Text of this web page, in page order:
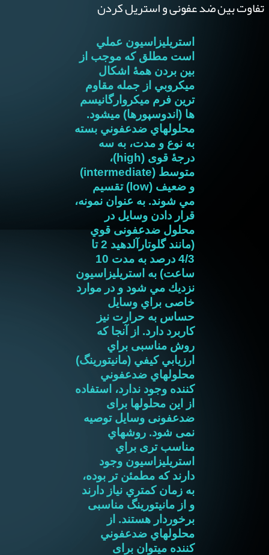
تفاوت بین ضد عفونی و استریل کردن
استريليزاسيون عملي
است مطلق كه موجب از
بين بردن همۀ اشکال
ميكروبي از جمله مقاوم
ترین فرم میکروارگانیسم
ها (اندوسپورها) ميشود.
محلولهاي ضدعفوني بسته
به نوع و مدت، به سه
درجۀ قوی (high)،
متوسط (intermediate
)
و ضعیف (low) تقسيم
مي شوند. به عنوان نمونه،
قرار دادن وسايل در
محلول ضدعفونی قوي
(مانند گلوتارآلدهيد 2 تا
4/3 درصد به مدت 10
ساعت) به استريليزاسيون
نزديك مي شود و در موارد
خاصی براي وسايل
حساس به حرارت نیز
کاربرد دارد. از آنجا که
روش مناسبی براي
ارزيابي كيفي (مانيتورينگ)
محلولهاي ضدعفوني
كننده وجود ندارد، استفاده
از اين محلولها برای
ضدعفونی وسايل توصیه
نمی شود. روشهاي
مناسب تری براي
استريليزاسيون وجود
دارند كه مطمئن تر بوده،
به زمان كمتري نياز دارند
و از مانیتورینگ مناسبی
برخوردار هستند. از
محلولهاي ضدعفوني
کننده میتوان برای